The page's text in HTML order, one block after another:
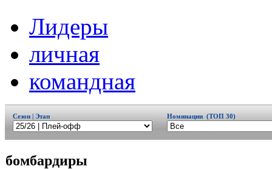
Лидеры
личная
командная
Сезон | Этап Номинации (ТОП 30)
бомбардиры